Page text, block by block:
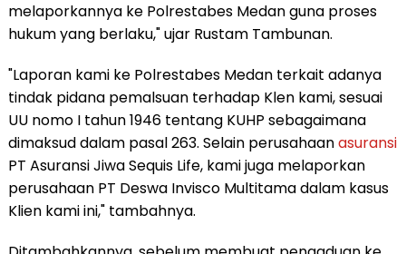
melaporkannya ke Polrestabes Medan guna proses
hukum yang berlaku," ujar Rustam Tambunan.
"Laporan kami ke Polrestabes Medan terkait adanya
tindak pidana pemalsuan terhadap Klen kami, sesuai
UU nomo I tahun 1946 tentang KUHP sebagaimana
dimaksud dalam pasal 263. Selain perusahaanasuransi
PT Asuransi Jiwa Sequis Life, kami juga melaporkan
perusahaan PT Deswa Invisco Multitama dalam kasus
Klien kami ini," tambahnya.